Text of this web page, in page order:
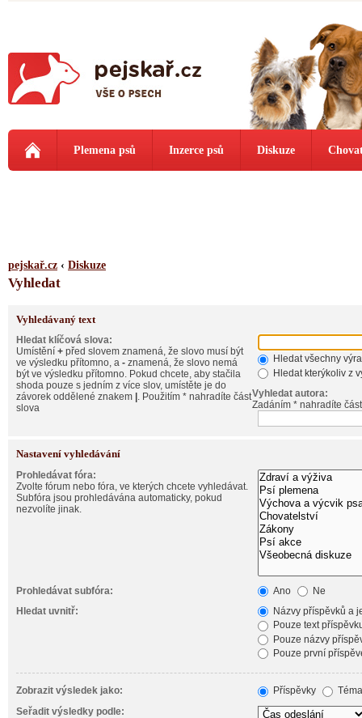
Plemena psů Inzerce psů Diskuze
pejskař.cz ‹ Diskuze
Vyhledat
Vyhledávaný text
Hledat klíčová slova:
Umístění + před slovem znamená, že slovo musí být
ve výsledku přítomno, a - znamená, že slovo nemá
být ve výsledku přítomno. Pokud chcete, aby stačila
shoda pouze s jedním z více slov, umístěte je do
závorek oddělené znakem . Použitím * nahradíte část
slova
Hledat všechny
Hledat kterýkoliv z
Vyhledat autora:
Zadáním * nahradíte
Nastavení vyhledávání
Prohledávat fóra:
Zvolte fórum nebo fóra, ve kterých chcete vyhledávat.
Subfóra jsou prohledávána automaticky, pokud
nezvolíte jinak.
Prohledávat subfóra: Ano
Ne
Hledat uvnitř:
Názvy příspěvků a
Pouze text
Pouze názvy
Pouze první
Zobrazit výsledek jako: Příspěvky
Seřadit výsledky podle: